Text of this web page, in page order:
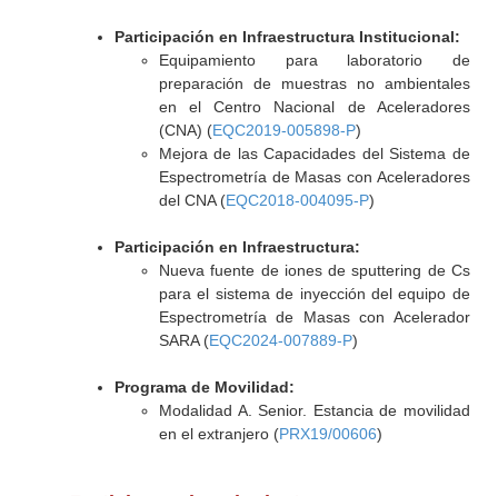
Participación en Infraestructura Institucional:
Equipamiento para laboratorio de
preparación de muestras no ambientales
en el Centro Nacional de Aceleradores
(CNA) (EQC2019-005898-P)
Mejora de las Capacidades del Sistema de
Espectrometría de Masas con Aceleradores
del CNA (EQC2018-004095-P)
Participación en Infraestructura:
Nueva fuente de iones de sputtering de Cs
para el sistema de inyección del equipo de
Espectrometría de Masas con Acelerador
SARA (EQC2024-007889-P)
Programa de Movilidad:
Modalidad A. Senior. Estancia de movilidad
en el extranjero (PRX19/00606)